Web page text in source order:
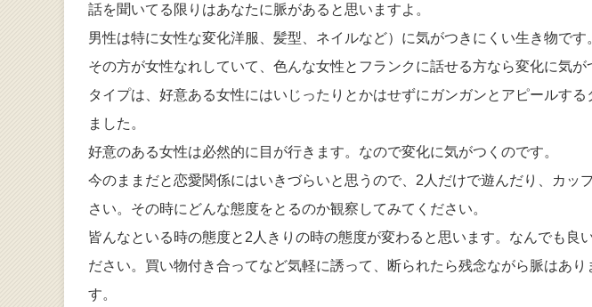
話を聞いてる限りはあなたに脈があると思いますよ。
男性は特に女性な変化洋服、髪型、ネイルなど）に気がつきにくい生き物です
その方が女性なれしていて、色んな女性とフランクに話せる方なら変化に気
タイプは、好意ある女性にはいじったりとかはせずにガンガンとアピールす
ました。
好意のある女性は必然的に目が行きます。なので変化に気がつくのです。
今のままだと恋愛関係にはいきづらいと思うので、2人だけで遊んだり、カッ
さい。その時にどんな態度をとるのか観察してみてください。
皆んなといる時の態度と2人きりの時の態度が変わると思います。なんでも良
ださい。買い物付き合ってなど気軽に誘って、断られたら残念ながら脈はあ
す。